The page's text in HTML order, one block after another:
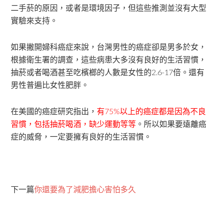
二手菸的原因，或者是環境因子，但這些推測並沒有大型
實驗來支持。
如果撇開婦科癌症來說，台灣男性的癌症卻是男多於女，
根據衛生署的調查，這些病患大多沒有良好的生活習慣，
抽菸或者喝酒甚至吃檳榔的人數是女性的2.6-17倍。還有
男性普遍比女性肥胖。
在美國的癌症研究指出， 有75%以上的癌症都是因為不良
習慣，包括抽菸喝酒，缺少運動等等 。所以如果要遠離癌
症的威脅，一定要擁有良好的生活習慣。
下一篇你還要為了減肥擔心害怕多久